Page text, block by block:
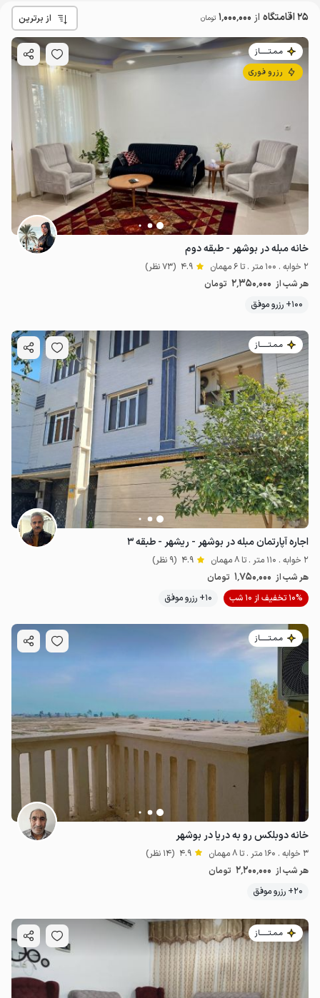
25 اقامتگاه از 1٬000٬000 تومان از برترین
مـمـتــــــاز
رزرو فوری
خانه مبله در بوشهر - طبقه دوم
2 خوابه . 100 متر . تا 6 مهمان 4.9 (73 نظر)
هر شب از 2٬350٬000 تومان
100+ رزرو موفق
مـمـتــــــاز
اجاره آپارتمان مبله در بوشهر - ریشهر - طبقه ۳
2 خوابه . 110 متر . تا 8 مهمان 4.9 (9 نظر)
هر شب از 1٬750٬000 تومان
10% تخفیف از 10 شب
10+ رزرو موفق
مـمـتــــــاز
خانه دوبلکس رو به دریا در بوشهر
3 خوابه . 160 متر . تا 8 مهمان 4.9 (14 نظر)
هر شب از 2٬200٬000 تومان
20+ رزرو موفق
مـمـتــــــاز